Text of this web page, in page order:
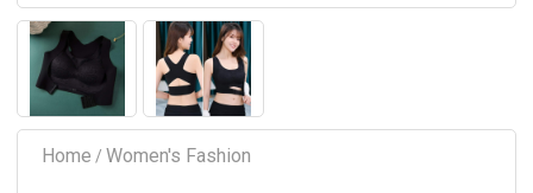
Home / Women's Fashion